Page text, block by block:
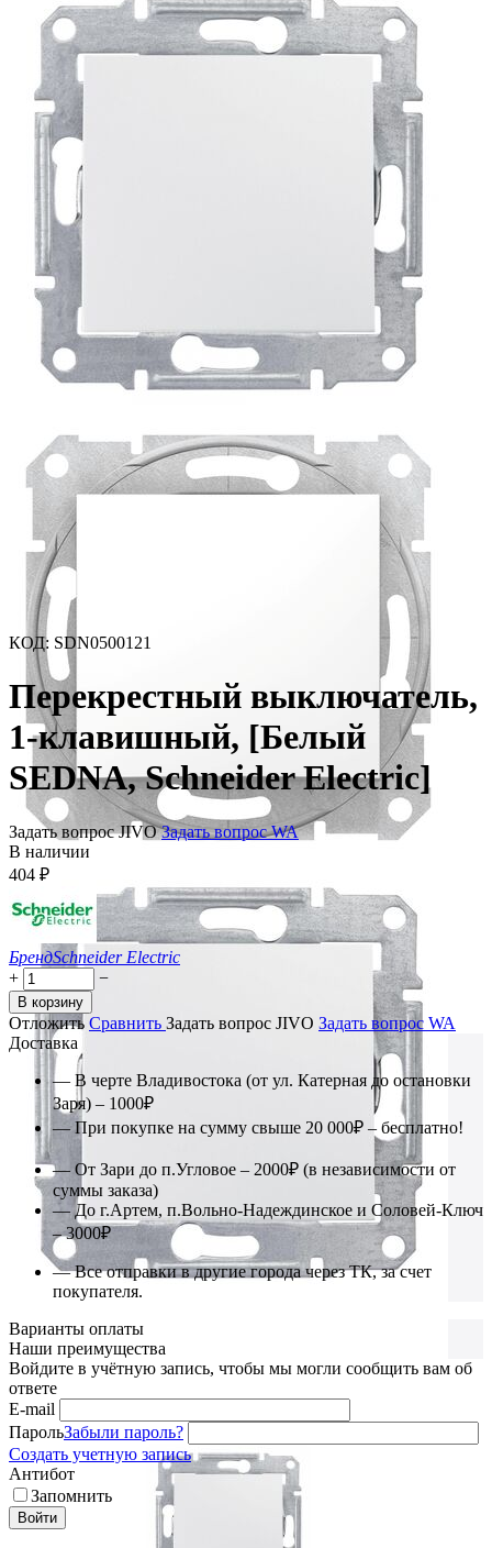
КОД: SDN0500121
Перекрестный выключатель,
1-клавишный, [Белый
SEDNA, Schneider Electric]
Задать вопрос JIVO Задать вопрос WA
В наличии
404 ₽
БрендSchneider Electric
+
−
В корзину
Отложить Сравнить Задать вопрос JIVO Задать вопрос WA
Доставка
— В черте Владивостока (от ул. Катерная до остановки
Заря) – 1000₽
— При покупке на сумму свыше 20 000₽ – бесплатно!
— От Зари до п.Угловое – 2000₽ (в независимости от
суммы заказа)
— До г.Артем, п.Вольно-Надеждинское и Соловей-Ключ
– 3000₽
— Все отправки в другие города через ТК, за счет
покупателя.
Варианты оплаты
Наши преимущества
Войдите в учётную запись, чтобы мы могли сообщить вам об
ответе
E-mail
ПарольЗабыли пароль?
Создать учетную запись
Антибот
Запомнить
Войти